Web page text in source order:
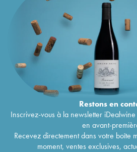
Restons en
Inscrivez-vous à la newsletter
en avant-
Recevez directement dans votre boîte
moment, ventes exclusives,